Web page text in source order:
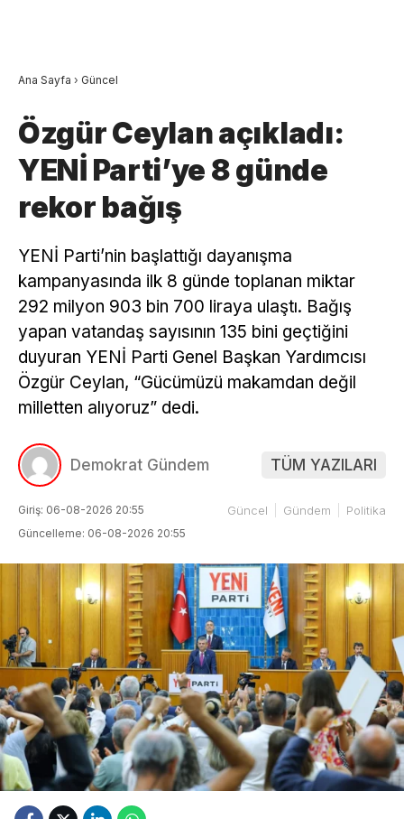
Ana Sayfa › Güncel
Özgür Ceylan açıkladı:
YENİ Parti’ye 8 günde
rekor bağış
YENİ Parti’nin başlattığı dayanışma
kampanyasında ilk 8 günde toplanan miktar
292 milyon 903 bin 700 liraya ulaştı. Bağış
yapan vatandaş sayısının 135 bini geçtiğini
duyuran YENİ Parti Genel Başkan Yardımcısı
Özgür Ceylan, “Gücümüzü makamdan değil
milletten alıyoruz” dedi.
Demokrat Gündem TÜM YAZILARI
Giriş: 06-08-2026 20:55
Güncelleme: 06-08-2026 20:55
Güncel Gündem Politika